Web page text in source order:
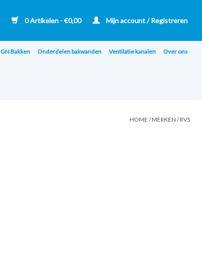
0 Artikelen - €0,00 Mijn account / Registreren
GN Bakken Onderdelen bakwanden Ventilatie kanalen Over ons
HOME /MERKEN /RVS